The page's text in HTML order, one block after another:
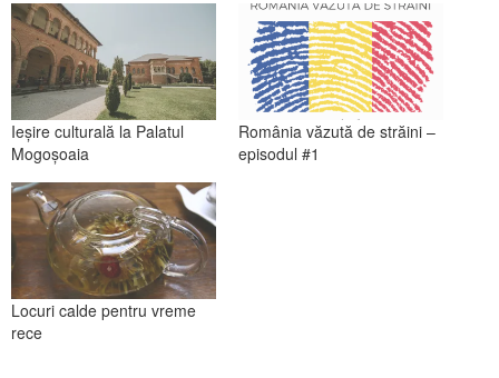
Ieșire culturală la Palatul
Mogoșoaia
România văzută de străini –
episodul #1
Locuri calde pentru vreme
rece